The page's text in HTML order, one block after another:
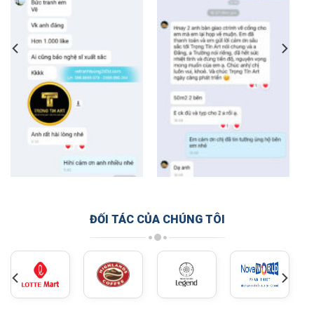
ĐỐI TÁC CỦA CHÚNG TÔI